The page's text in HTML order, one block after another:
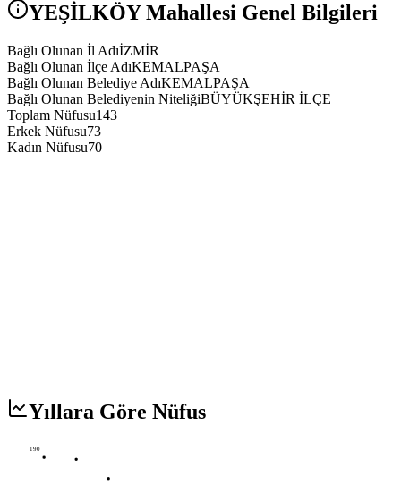
YEŞİLKÖYMahallesi Genel Bilgileri
Bağlı Olunan İl AdıİZMİR
Bağlı Olunan İlçe AdıKEMALPAŞA
Bağlı Olunan Belediye AdıKEMALPAŞA
Bağlı Olunan Belediyenin NiteliğiBÜYÜKŞEHİR İLÇE
Toplam Nüfusu143
Erkek Nüfusu73
Kadın Nüfusu70
Yıllara Göre Nüfus
190